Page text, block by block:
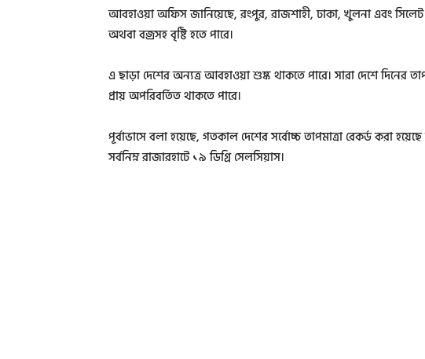
আবহাওয়া অফিস জানিয়েছে, রংপুর, রাজশাহী, ঢাকা, খুলনা এবং সিলেট
অথবা বজ্রসহ বৃষ্টি হতে পারে।
এ ছাড়া দেশের অন্যত্র আবহাওয়া শুষ্ক থাকতে পারে। সারা দেশে দিনের
প্রায় অপরিবর্তিত থাকতে পারে।
পূর্বাভাসে বলা হয়েছে, গতকাল দেশের সর্বোচ্চ তাপমাত্রা রেকর্ড করা
সর্বনিম্ন রাজারহাটে ১৯ ডিগ্রি সেলসিয়াস।